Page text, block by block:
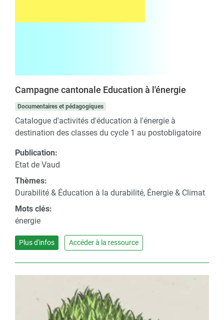
Campagne cantonale Education à l'énergie
Documentaires et pédagogiques
Catalogue d'activités d'éducation à l'énergie à
destination des classes du cycle 1 au postobligatoire
Publication:
Etat de Vaud
Thèmes:
Durabilité & Éducation à la durabilité, Énergie & Climat
Mots clés:
énergie
Plus d'infos Accéder à la ressource